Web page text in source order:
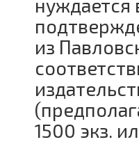
нуждается
из
1500 экз.